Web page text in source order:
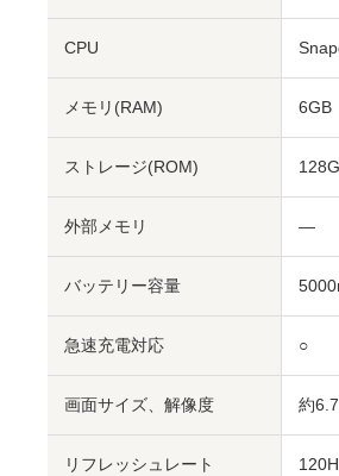
CPU
メモリ(RAM) 6GB
ストレージ(ROM)
外部メモリ ―
バッテリー容量
急速充電対応 ○
画面サイズ、解像度 約
リフレッシュレート